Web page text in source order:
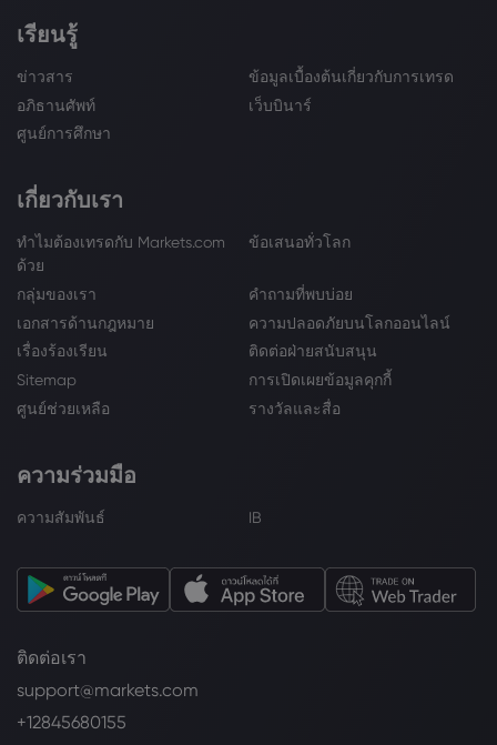
เรียนรู้
ข่าวสาร
ข้อมูลเบื้องต้นเกี่ยวกับการเทรด
อภิธานศัพท์
เว็บบินาร์
ศูนย์การศึกษา
เกี่ยวกับเรา
ทำไมต้องเทรดกับ Markets.com
ด้วย
ข้อเสนอทั่วโลก
กลุ่มของเรา
คำถามที่พบบ่อย
เอกสารด้านกฎหมาย
ความปลอดภัยบนโลกออนไลน์
เรื่องร้องเรียน
ติดต่อฝ่ายสนับสนุน
Sitemap
การเปิดเผยข้อมูลคุกกี้
ศูนย์ช่วยเหลือ
รางวัลและสื่อ
ความร่วมมือ
ความสัมพันธ์ IB
ติดต่อเรา
support@markets.com
+12845680155